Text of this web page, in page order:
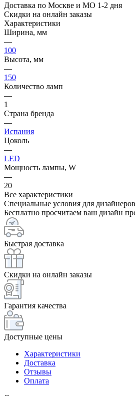
Доставка по Москве и МО 1-2 дня
Скидки на онлайн заказы
Характеристики
Ширина, мм
—
100
Высота, мм
—
150
Количество ламп
—
1
Страна бренда
—
Испания
Цоколь
—
LED
Мощность лампы, W
—
20
Все характеристики
Специальные условия для
Бесплатно просчитаем ваш дизайн
Быстрая доставка
Скидки на онлайн заказы
Гарантия качества
Доступные цены
Характеристики
Доставка
Отзывы
Оплата